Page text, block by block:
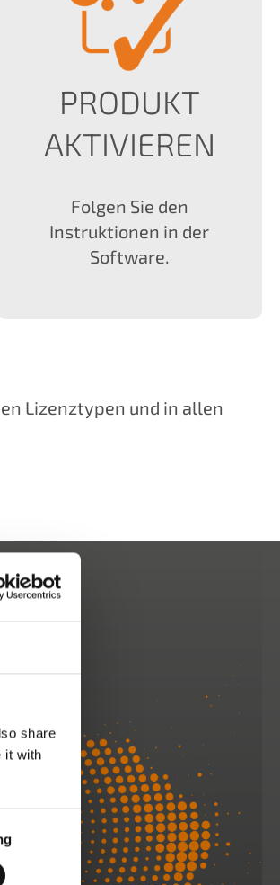
share
it with
PRODUKT
AKTIVIEREN
Folgen Sie den
Instruktionen in der
Software.
Lizenztypen und in allen